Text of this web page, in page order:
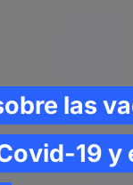
las
19 y